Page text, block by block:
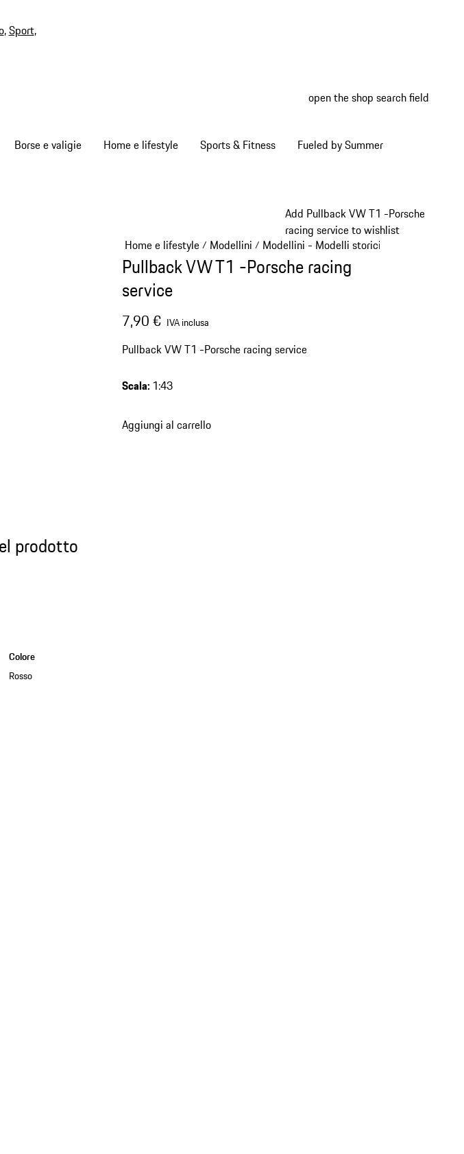
,Sport,
open the shop search field
Borse e valigie Home e lifestyle Sports & Fitness Fueled by Summer
Add Pullback VW T1 -Porsche
racing service to wishlist
Home e lifestyle/ Modellini / Modellini - Modelli storici
Pullback VW T1 -Porsche racing
service
7,90 € IVA inclusa
Pullback VW T1 -Porsche racing service
Scala: 1:43
Aggiungi al carrello
prodotto
Colore
Rosso